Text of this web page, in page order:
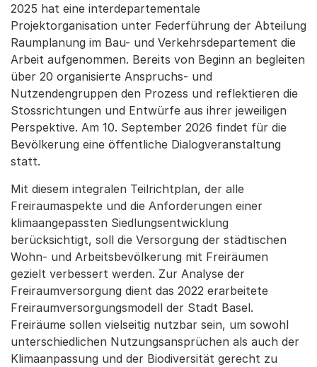
2025 hat eine interdepartementale
Projektorganisation unter Federführung der Abteilung
Raumplanung im Bau- und Verkehrsdepartement die
Arbeit aufgenommen. Bereits von Beginn an begleiten
über 20 organisierte Anspruchs- und
Nutzendengruppen den Prozess und reflektieren die
Stossrichtungen und Entwürfe aus ihrer jeweiligen
Perspektive. Am 10. September 2026 findet für die
Bevölkerung eine öffentliche Dialogveranstaltung
statt.
Mit diesem integralen Teilrichtplan, der alle
Freiraumaspekte und die Anforderungen einer
klimaangepassten Siedlungsentwicklung
berücksichtigt, soll die Versorgung der städtischen
Wohn- und Arbeitsbevölkerung mit Freiräumen
gezielt verbessert werden. Zur Analyse der
Freiraumversorgung dient das 2022 erarbeitete
Freiraumversorgungsmodell der Stadt Basel.
Freiräume sollen vielseitig nutzbar sein, um sowohl
unterschiedlichen Nutzungsansprüchen als auch der
Klimaanpassung und der Biodiversität gerecht zu